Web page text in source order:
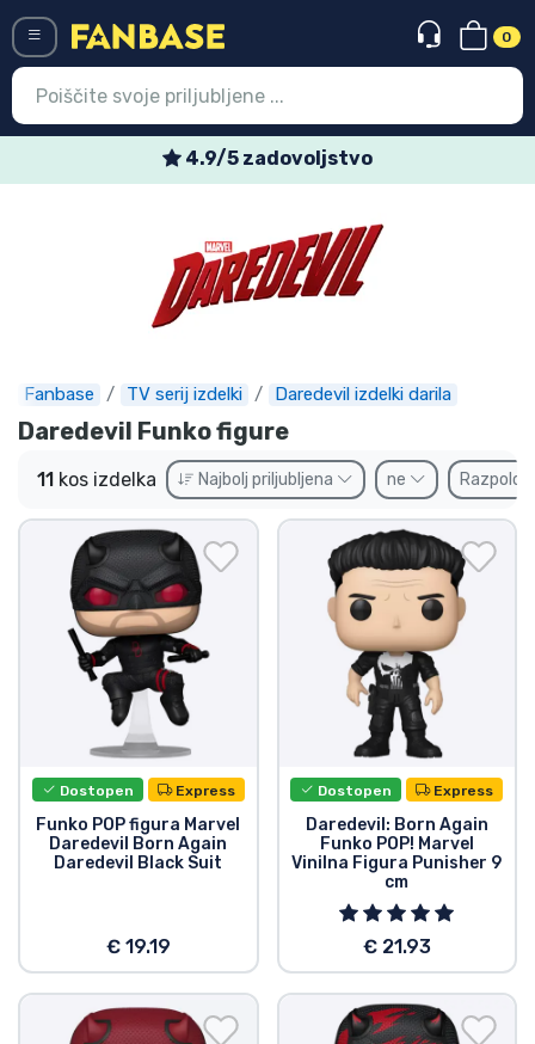
0
4.9/5 zadovoljstvo
Fanbase TV serij izdelki Daredevil izdelki darila
Daredevil Funko figure
11 kos izdelka Najbolj priljubljena ne
Dostopen Express
Funko POP figura Marvel
Daredevil Born Again
Daredevil Black Suit
€ 19.19
Dostopen Express
Daredevil: Born Again
Funko POP! Marvel
Vinilna Figura Punisher 9
cm
€ 21.93
Najnovejsi izdelki
Prodajni izdelki
Ekspresna dostava
Prednaročila
Outlet izdelki
Dostava in plačilo
Tv serijske izdelki
Filmske izdelki
Risani izdelki
Anime izdelki
Športne izdelki
Glasbene izdelki